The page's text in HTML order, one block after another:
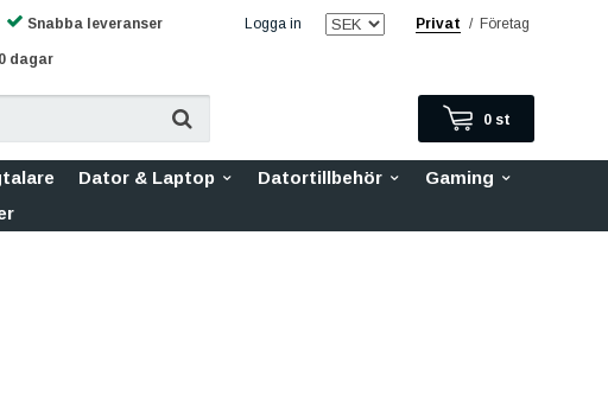
Logga in Privat / Företag
Snabba leveranser
dagar
0 st
Dator & Laptop Datortillbehör
Gaming